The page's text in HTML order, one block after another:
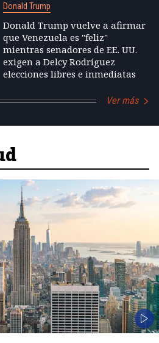
Donald Trump
Donald Trump vuelve a afirmar
que Venezuela es "feliz"
mientras senadores de EE. UU.
exigen a Delcy Rodríguez
elecciones libres e inmediatas
Ver más